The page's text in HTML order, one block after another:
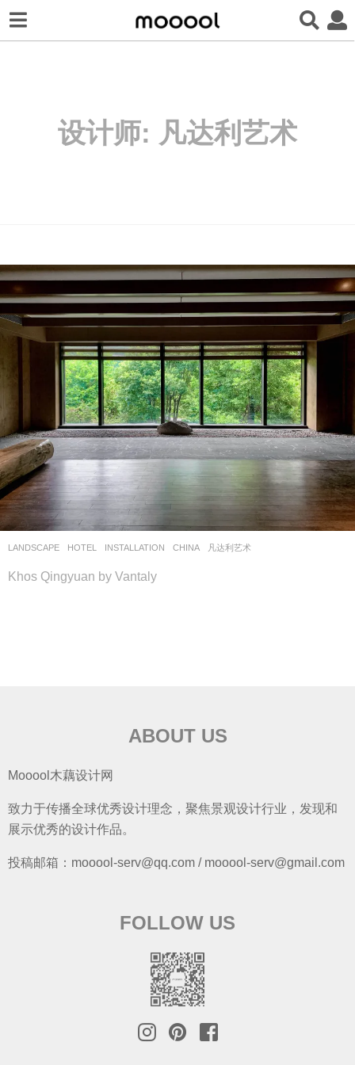
设计师: 凡达利艺术
LANDSCAPE HOTEL INSTALLATION CHINA 凡达利艺术
Khos Qingyuan by Vantaly
ABOUT US
Mooool木藕设计网
致力于传播全球优秀设计理念，聚焦景观设计行业，发现和
展示优秀的设计作品。
投稿邮箱：mooool-serv@qq.com / mooool-serv@gmail.com
FOLLOW US